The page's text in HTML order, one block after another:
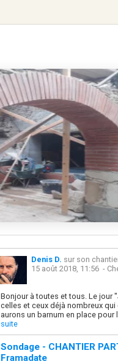
Denis D. sur son
15 août 2018, 11:56 -
Bonjour à toutes et tous. Le jour
celles et ceux déjà nombreux
aurons un barnum en place
suite
Sondage - CHANTIER
Framadate